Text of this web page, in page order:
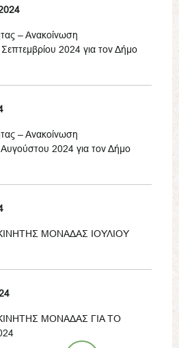
– Ανακοίνωση
2024 για τον Δήμο
– Ανακοίνωση
2024 για τον Δήμο
ΜΟΝΑΔΑΣ ΙΟΥΛΙΟΥ
ΜΟΝΑΔΑΣ ΓΙΑ ΤΟ